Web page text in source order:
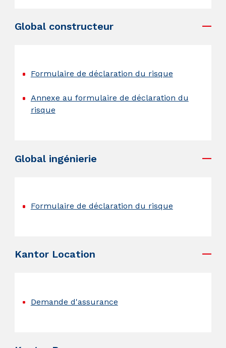
Global constructeur
Formulaire de déclaration du risque
Annexe au formulaire de déclaration du
risque
Global ingénierie
Formulaire de déclaration du risque
Kantor Location
Demande d'assurance